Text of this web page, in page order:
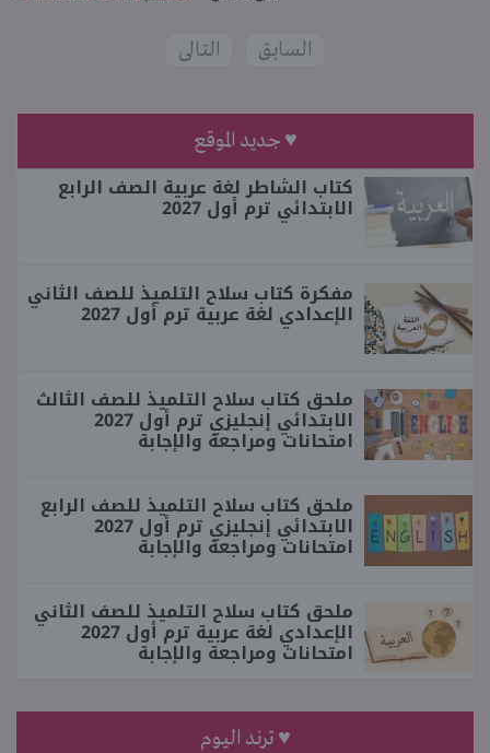
السابق التالى
♥ جديد الموقع
كتاب الشاطر لغة عربية الصف الرابع
الابتدائي ترم أول 2027
مفكرة كتاب سلاح التلميذ للصف الثاني
الإعدادي لغة عربية ترم أول 2027
ملحق كتاب سلاح التلميذ للصف الثالث
الابتدائي إنجليزي ترم أول 2027
امتحانات ومراجعة والإجابة
ملحق كتاب سلاح التلميذ للصف الرابع
الابتدائي إنجليزي ترم أول 2027
امتحانات ومراجعة والإجابة
ملحق كتاب سلاح التلميذ للصف الثاني
الإعدادي لغة عربية ترم أول 2027
امتحانات ومراجعة والإجابة
♥ ترند اليوم